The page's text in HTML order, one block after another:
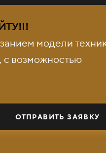
модели
с возможностью
ОТПРАВИТЬ ЗАЯВКУ